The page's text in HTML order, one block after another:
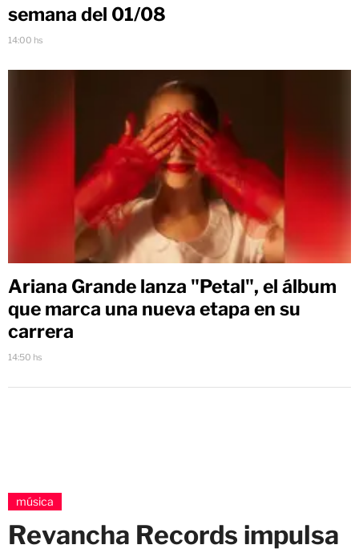
semana del 01/08
14:00 hs
Ariana Grande lanza "Petal", el álbum
que marca una nueva etapa en su
carrera
14:50 hs
música
Revancha Records impulsa